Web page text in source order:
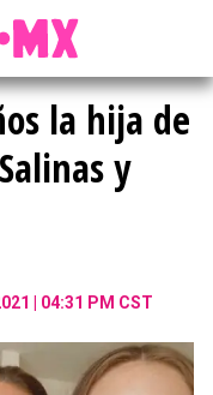
la hija de
y
| 04:31 PM CST